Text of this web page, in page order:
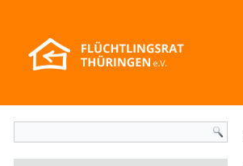
Suchformular